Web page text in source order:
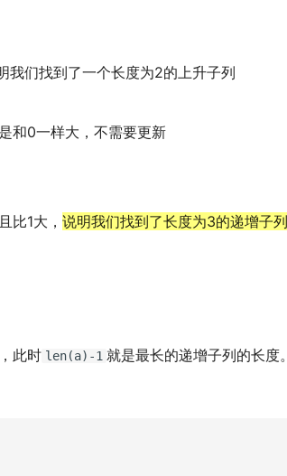
我们找到了一个长度为2的上升子列
和0一样大，不需要更新
比1大， 说明我们找到了长度为3的递增子
此时 len(a)-1 就是最长的递增子列的长度。